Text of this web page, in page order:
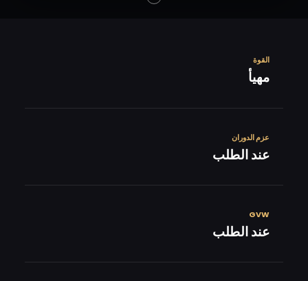
القوة
مهيأ
عزم الدوران
عند الطلب
GVW
عند الطلب